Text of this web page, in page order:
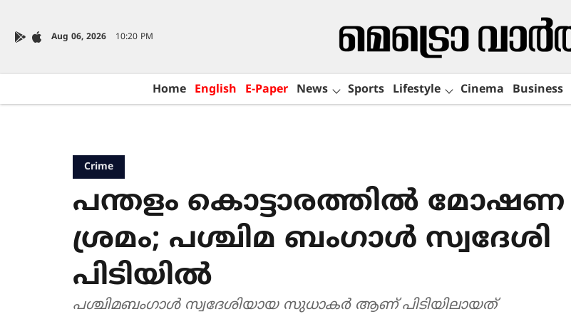
Aug 06, 2026 10:20 PM
Home English E-Paper News Sports Lifestyle Cinema Business
Crime
പന്തളം കൊട്ടാരത്തിൽ മോഷണ
ശ്രമം; പശ്ചിമ ബംഗാൾ സ്വദേശി
പിടിയിൽ
പശ്ചിമബംഗാൾ സ്വദേശിയായ സുധാകർ ആണ് പിടിയിലായത്